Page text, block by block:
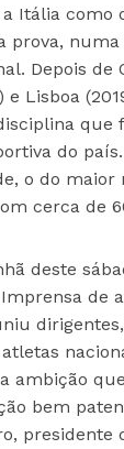
Itália como
prova,
Depois de
e Lisboa
que
do
o do maior
cerca de
deste
de
ambição
bem
presidente